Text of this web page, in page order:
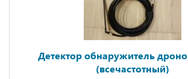
Детектор обнаружитель
(всечастотный)